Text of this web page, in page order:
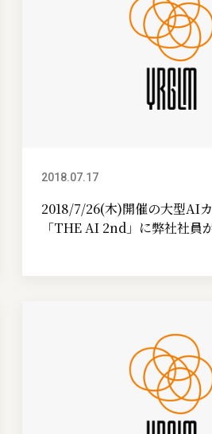
2018.07.17
2018/7/26(木)開催の大型AI
「THE AI 2nd」に弊社社員